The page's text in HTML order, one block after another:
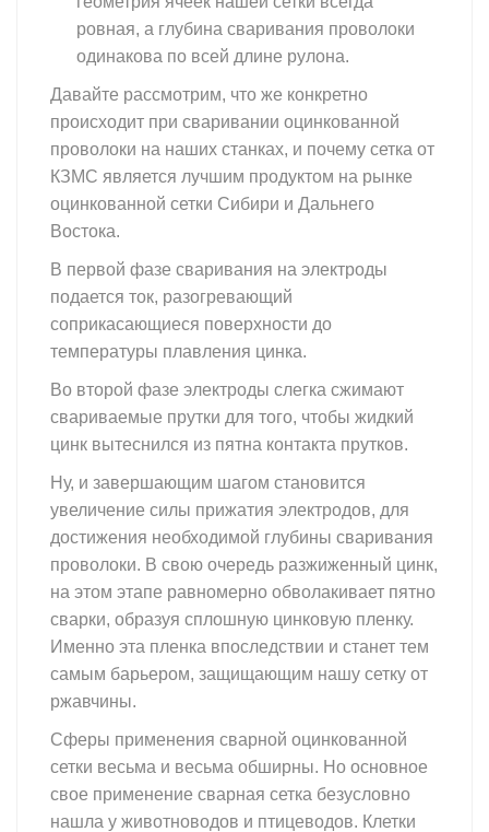
ровная, а глубина сваривания проволоки
одинакова по всей длине рулона.
Давайте рассмотрим, что же конкретно
происходит при сваривании оцинкованной
проволоки на наших станках, и почему сетка от
КЗМС является лучшим продуктом на рынке
оцинкованной сетки Сибири и Дальнего
Востока.
В первой фазе сваривания на электроды
подается ток, разогревающий
соприкасающиеся поверхности до
температуры плавления цинка.
Во второй фазе электроды слегка сжимают
свариваемые прутки для того, чтобы жидкий
цинк вытеснился из пятна контакта прутков.
Ну, и завершающим шагом становится
увеличение силы прижатия электродов, для
достижения необходимой глубины сваривания
проволоки. В свою очередь разжиженный цинк,
на этом этапе равномерно обволакивает пятно
сварки, образуя сплошную цинковую пленку.
Именно эта пленка впоследствии и станет тем
самым барьером, защищающим нашу сетку от
ржавчины.
Сферы применения сварной оцинкованной
сетки весьма и весьма обширны. Но основное
свое применение сварная сетка безусловно
нашла у животноводов и птицеводов. Клетки